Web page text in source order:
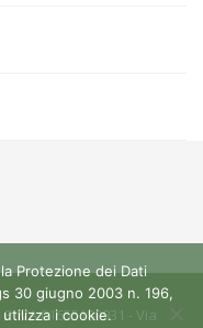
01655180931 - Via
Protezione dei Dati
30 giugno 2003 n. 196,
i cookie.